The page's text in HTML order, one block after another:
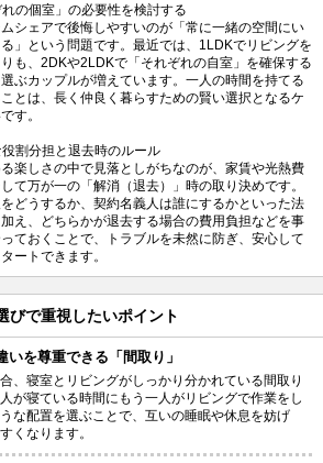
の個室」の必要性を検討する
シェアで後悔しやすいのが「常に一緒の空間にい
」という問題です。最近では、1LDKでリビングを
も、2DKや2LDKで「それぞれの自室」を確保する
ぶカップルが増えています。一人の時間を持てる
とは、長く仲良く暮らすための賢い選択となるケ
す。
割分担と退去時のルール
楽しさの中で見落としがちなのが、家賃や光熱費
て万が一の「解消（退去）」時の取り決めです。
どうするか、契約名義人は誰にするかといった法
え、どちらかが退去する場合の費用負担などを事
ておくことで、トラブルを未然に防ぎ、安心して
ートできます。
びで重視したいポイント
いを尊重できる「間取り」
、寝室とリビングがしっかり分かれている間取り
が寝ている時間にもう一人がリビングで作業をし
な配置を選ぶことで、互いの睡眠や休息を妨げ
くなります。